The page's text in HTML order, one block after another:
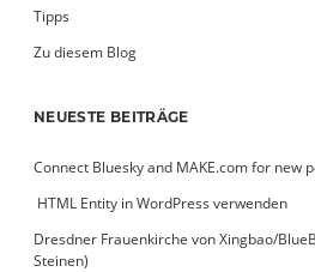
Tipps
Zu diesem Blog
NEUESTE BEITRÄGE
Connect Bluesky and MAKE.com for new
­ HTML Entity in WordPress verwenden
Dresdner Frauenkirche von Xingbao/
Steinen)